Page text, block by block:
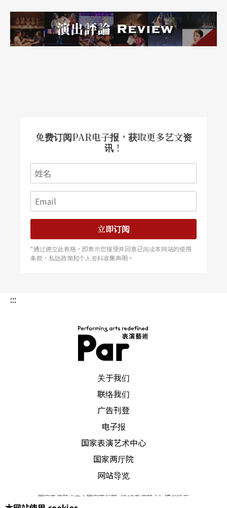
免费订阅PAR电子报，获取更多艺文资
讯！
立即订阅
*通过递交此表格，即表示您接受并同意已阅读本网站的使用
条款，私隐政策和个人资料收集声明。
:::
关于我们
联络我们
广告刊登
电子报
国家表演艺术中心
国家两厅院
网站导览
国家表演艺术中心国家两厅院《PAR表演艺术》版权所有